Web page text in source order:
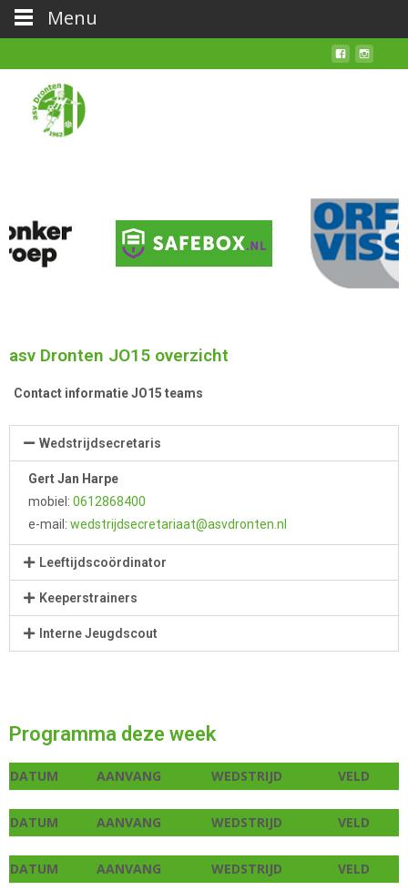
asv Dronten JO15 overzicht
Contact informatie JO15 teams
Wedstrijdsecretaris
Gert Jan Harpe
mobiel: 0612868400
e-mail: wedstrijdsecretariaat@asvdronten.nl
Leeftijdscoördinator
Keeperstrainers
Interne Jeugdscout
Programma deze week
DATUM AANVANG WEDSTRIJD VELD
DATUM AANVANG WEDSTRIJD VELD
DATUM AANVANG WEDSTRIJD VELD
Menu